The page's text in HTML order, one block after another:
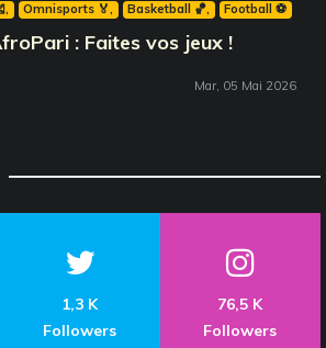
Omnisports 🏅 Basketball 🏀 Football ⚽️
: Faites vos jeux !
Mar, 05 Mai 2026
1,3 K
Followers
76,5 K
Followers